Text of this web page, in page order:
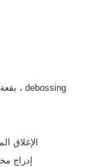
بقعة الأشعة فوق البنفسجية ، ختم الرقائق ، النقش ، debossing
الإغلاق
إدراج